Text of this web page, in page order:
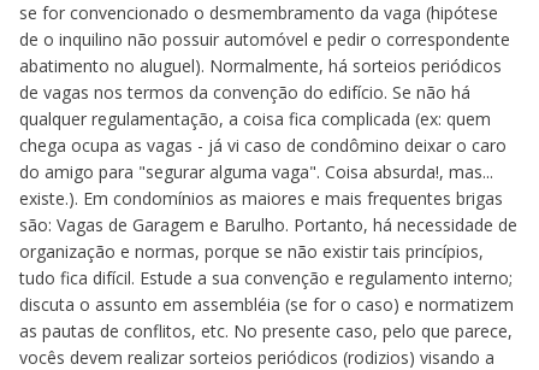
se for convencionado o desmembramento da vaga (hipótese
de o inquilino não possuir automóvel e pedir o correspondente
abatimento no aluguel). Normalmente, há sorteios periódicos
de vagas nos termos da convenção do edifício. Se não há
qualquer regulamentação, a coisa fica complicada (ex: quem
chega ocupa as vagas - já vi caso de condômino deixar o caro
do amigo para "segurar alguma vaga". Coisa absurda!, mas...
existe.). Em condomínios as maiores e mais frequentes brigas
são: Vagas de Garagem e Barulho. Portanto, há necessidade de
organização e normas, porque se não existir tais princípios,
tudo fica difícil. Estude a sua convenção e regulamento interno;
discuta o assunto em assembléia (se for o caso) e normatizem
as pautas de conflitos, etc. No presente caso, pelo que parece,
vocês devem realizar sorteios periódicos (rodizios) visando a